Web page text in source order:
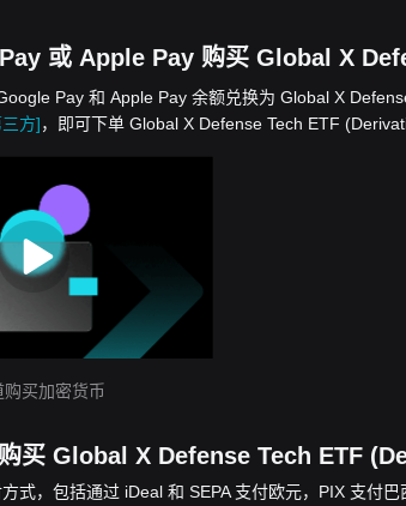
或 Apple Pay 购买 Global X
Pay 和 Apple Pay 余额兑换为 Global X
方]，即可下单 Global X Defense Tech ETF
买加密货币
买 Global X Defense Tech ETF
式，包括通过 iDeal 和 SEPA 支付欧元，PIX 支付